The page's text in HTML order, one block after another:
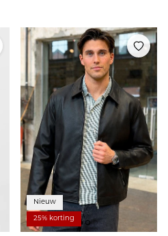
Nieuw
25% korting